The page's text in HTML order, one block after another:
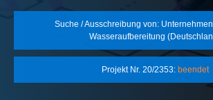
Suche / Ausschreibung von:
Wasseraufbereitung
Projekt Nr. 20/2353: beendet